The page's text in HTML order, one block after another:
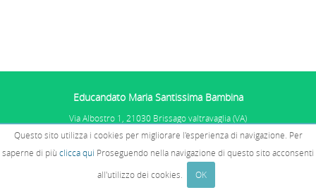
Questo sito utilizza i cookies per migliorare l'esperienza di navigazione. Per
saperne di più clicca qui Proseguendo nella navigazione di questo sito acconsenti
all'utilizzo dei cookies.
OK
Educandato Maria Santissima Bambina
Via Albostro 1, 21030 Brissago valtravaglia (VA)
P.IVA: 01067681005 - C.F. 02510770585
PRIVACY E COOKIESE SEGNALAZIONI
WHISTLEBLOWING